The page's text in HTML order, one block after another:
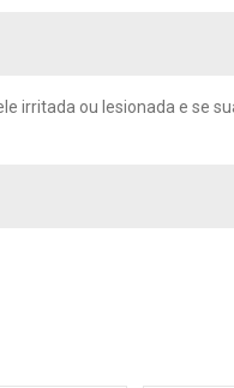
irritada ou lesionada e se